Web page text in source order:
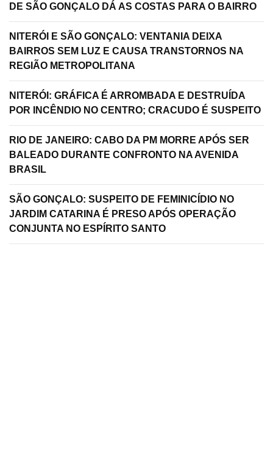
DE SÃO GONÇALO DÁ AS COSTAS PARA O BAIRRO
NITERÓI E SÃO GONÇALO: VENTANIA DEIXA
BAIRROS SEM LUZ E CAUSA TRANSTORNOS NA
REGIÃO METROPOLITANA
NITERÓI: GRÁFICA É ARROMBADA E DESTRUÍDA
POR INCÊNDIO NO CENTRO; CRACUDO É SUSPEITO
RIO DE JANEIRO: CABO DA PM MORRE APÓS SER
BALEADO DURANTE CONFRONTO NA AVENIDA
BRASIL
SÃO GONÇALO: SUSPEITO DE FEMINICÍDIO NO
JARDIM CATARINA É PRESO APÓS OPERAÇÃO
CONJUNTA NO ESPÍRITO SANTO